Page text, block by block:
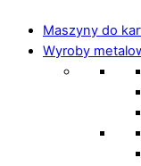
Maszyny do
Wyroby